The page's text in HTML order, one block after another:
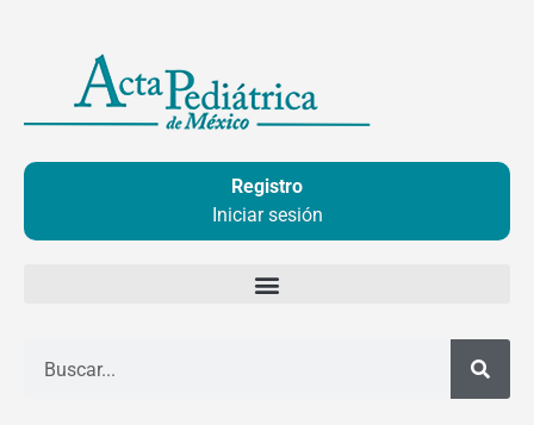
contenido
Registro
Iniciar sesión